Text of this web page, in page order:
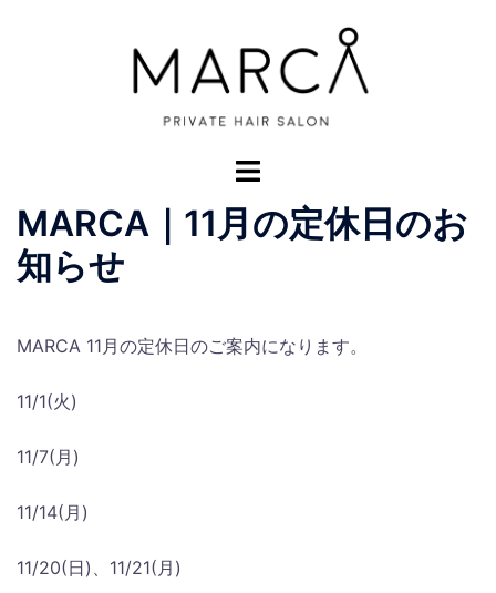
ト
ル
ー
MARCA｜11月の定休日のお
知らせ
MARCA 11月の定休日のご案内になります。
11/1(火)
11/7(月)
11/14(月)
11/20(日)、11/21(月)